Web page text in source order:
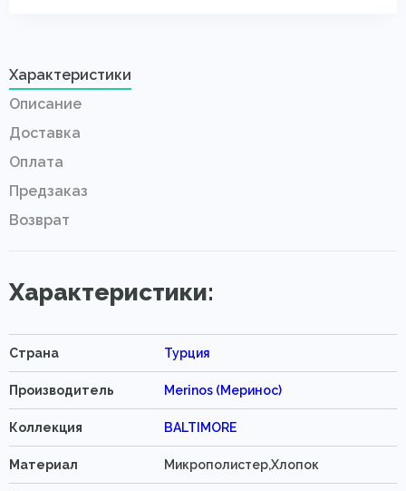
Характеристики
Описание
Доставка
Оплата
Предзаказ
Возврат
Характеристики:
Страна Турция
Производитель Merinos (Меринос)
Коллекция BALTIMORE
Материал Микрополистер,Хлопок